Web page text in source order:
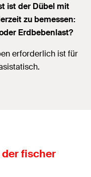
ist der Dübel mit
zu bemessen:
Erdbebenlast?
erforderlich ist für
fischer